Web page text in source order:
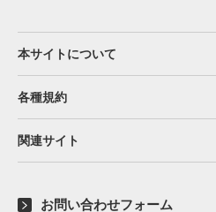
本サイトについて
各種規約
関連サイト
お問い合わせフォーム